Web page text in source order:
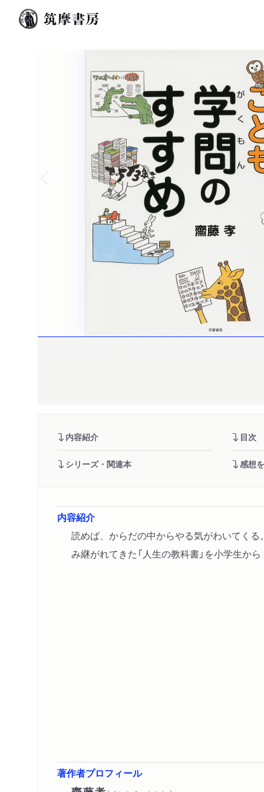
Previous slide
内容紹介 目次
シリーズ・関連本 感想
内容紹介
読めば、からだの中からやる気がわいてく
み継がれてきた「人生の教科書」を小学生から
著作者プロフィール